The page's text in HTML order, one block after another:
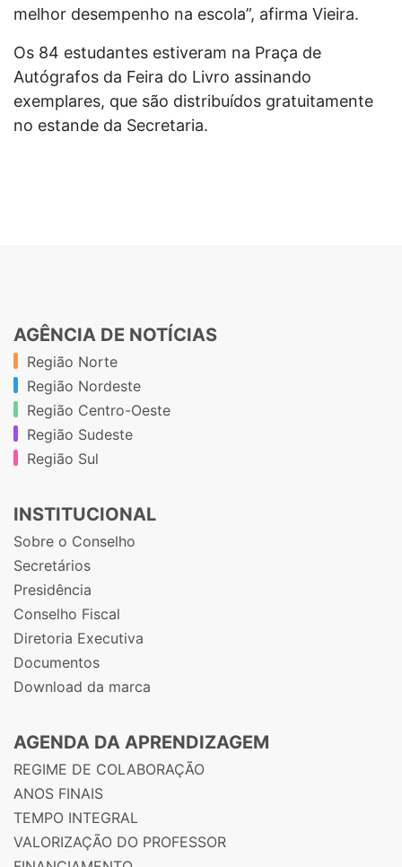
melhor desempenho na escola”, afirma Vieira.
Os 84 estudantes estiveram na Praça de
Autógrafos da Feira do Livro assinando
exemplares, que são distribuídos gratuitamente
no estande da Secretaria.
AGÊNCIA DE NOTÍCIAS
Região Norte
Região Nordeste
Região Centro-Oeste
Região Sudeste
Região Sul
INSTITUCIONAL
Sobre o Conselho
Secretários
Presidência
Conselho Fiscal
Diretoria Executiva
Documentos
Download da marca
AGENDA DA APRENDIZAGEM
REGIME DE COLABORAÇÃO
ANOS FINAIS
TEMPO INTEGRAL
VALORIZAÇÃO DO PROFESSOR